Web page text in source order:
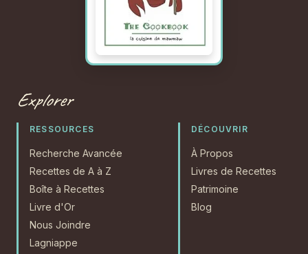
Explorer
RESSOURCES
Recherche Avancée
Recettes de A à Z
Boîte à Recettes
Livre d'Or
Nous Joindre
Lagniappe
DÉCOUVRIR
À Propos
Livres de Recettes
Patrimoine
Blog